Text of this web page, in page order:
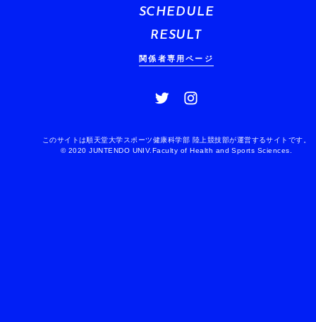
SCHEDULE
RESULT
関係者専用ページ
このサイトは順天堂大学スポーツ健康科学部 陸上競技部が運営するサイトです。
© 2020 JUNTENDO UNIV.Faculty of Health and Sports Sciences.